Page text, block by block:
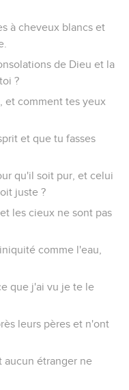
à cheveux blancs et
de Dieu et la
?
et comment tes yeux
et que tu fasses
qu'il soit pur, et celui
juste ?
les cieux ne sont pas
comme l'eau,
que j'ai vu je te le
leurs pères et n'ont
aucun étranger ne